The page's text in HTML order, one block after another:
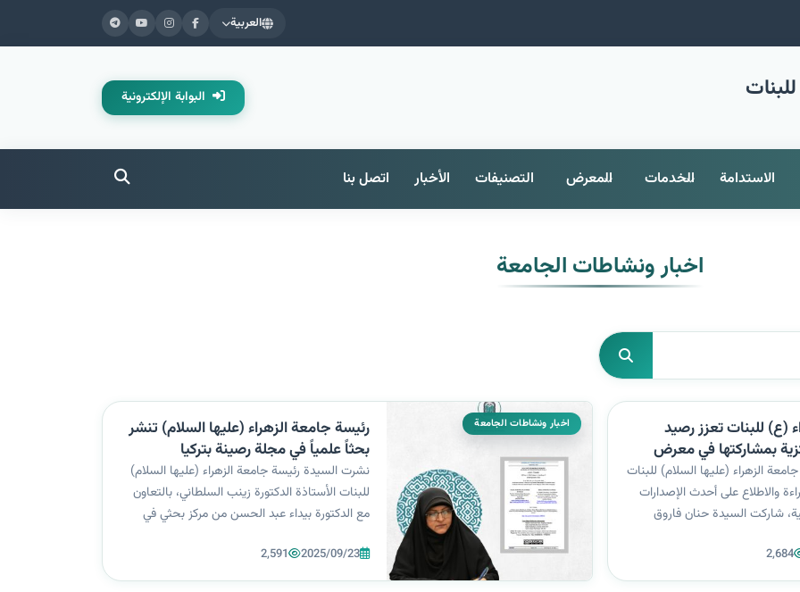
العربية
البوابة الإلكترونية
الاستدامة الخدمات المعرض التصنيفات الأخبار اتصل بنا
اخبار ونشاطات الجامعة
(ع) للبنات تعزز رصيد
بمشاركتها في معرض
الزهراء (عليها السلام) للبنات
والاطلاع على أحدث الإصدارات
شاركت السيدة حنان فاروق
وال...
2,684
اخبار ونشاطات الجامعة
رئيسة جامعة الزهراء (عليها السلام) تنشر
بحثاً علمياً في مجلة رصينة بتركيا
نشرت السيدة رئيسة جامعة الزهراء (عليها السلام)
للبنات الأستاذة الدكتورة زينب السلطاني، بالتعاون
مع الدكتورة بيداء عبد الحسن من مركز بحثي في
الأكاديمية الرصينة في تركيا، وذلك في إطار تعزيز
النشر العلمي المشترك وتوطيد ال...
2025/09/23
2,591